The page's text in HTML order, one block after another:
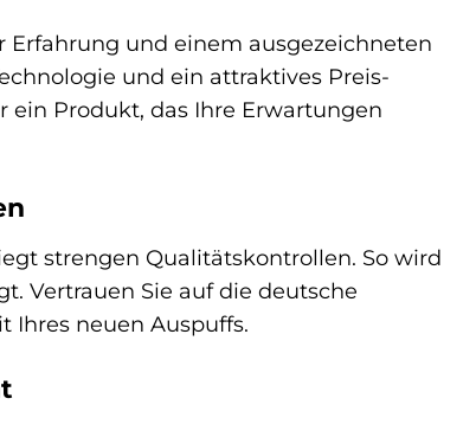
und einem ausgezeichneten
und ein attraktives Preis-
ein Produkt, das Ihre Erwartungen
strengen Qualitätskontrollen. So wird
Vertrauen Sie auf die deutsche
Ihres neuen Auspuffs.